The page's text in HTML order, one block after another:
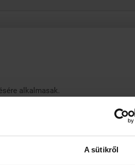
A sütikről
alkalmasak.
munkadarabok speciális eszközök